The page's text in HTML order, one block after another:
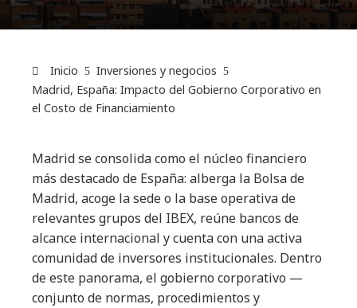
Inicio
Inversiones y negocios
Madrid, España: Impacto del Gobierno Corporativo en
el Costo de Financiamiento
Madrid se consolida como el núcleo financiero
más destacado de España: alberga la Bolsa de
Madrid, acoge la sede o la base operativa de
relevantes grupos del IBEX, reúne bancos de
alcance internacional y cuenta con una activa
comunidad de inversores institucionales. Dentro
de este panorama, el gobierno corporativo —
conjunto de normas, procedimientos y